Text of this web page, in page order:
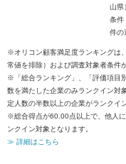
山県
条件
件の
※オリコン顧客満足度ランキングは
常値を排除）および調査対象者条件
※「総合ランキング」、「評価項目
数を満たした企業のみランクイン対
定人数の半数以上の企業がランクイ
※総合得点が60.00点以上で、他人
ンクイン対象となります。
≫ 詳細はこちら